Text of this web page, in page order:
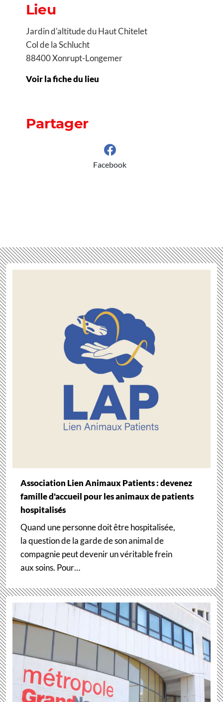
Lieu
Jardin d'altitude du Haut Chitelet
Col de la Schlucht
88400 Xonrupt-Longemer
Voir la fiche du lieu
Partager
Facebook
Association Lien Animaux Patients : devenez
famille d'accueil pour les animaux de patients
hospitalisés
Quand une personne doit être hospitalisée,
la question de la garde de son animal de
compagnie peut devenir un véritable frein
aux soins. Pour…